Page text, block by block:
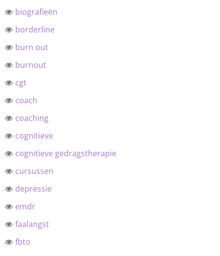
biografieën
borderline
burn out
burnout
cgt
coach
coaching
cognitieve
cognitieve gedragstherapie
cursussen
depressie
emdr
faalangst
fbto